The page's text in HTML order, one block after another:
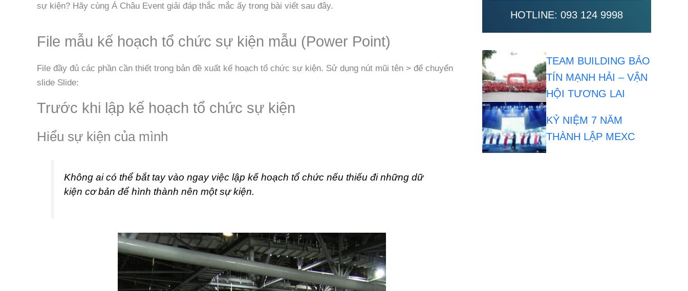
sự kiện? Hãy cùng Á Châu Event giải đáp thắc mắc ấy trong bài viết sau đây.
File mẫu kế hoạch tổ chức sự kiện mẫu (Power Point)
File đầy đủ các phần cần thiết trong bản đề xuất kế hoạch tổ chức sự kiện. Sử dụng nút mũi tên > để chuyển
slide Slide:
Trước khi lập kế hoạch tổ chức sự kiện
Hiểu sự kiện của mình
Không ai có thể bắt tay vào ngay việc lập kế hoạch tổ chức nếu thiếu đi những dữ
kiện cơ bản để hình thành nên một sự kiện.
HOTLINE: 093 124 9998
TEAM BUILDING BẢO
TÍN MẠNH HẢI – VẬN
HỘI TƯƠNG LAI
KỶ NIỆM 7 NĂM
THÀNH LẬP MEXC